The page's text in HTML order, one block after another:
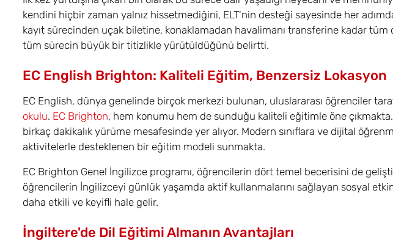
kendini hiçbir zaman yalnız hissetmediğini, ELT'nin desteği sayesinde her
kayıt sürecinden uçak biletine, konaklamadan havalimanı transferine kadar tüm
tüm sürecin büyük bir titizlikle yürütüldüğünü belirtti.
EC English Brighton: Kaliteli Eğitim, Benzersiz Lokasyon
EC English, dünya genelinde birçok merkezi bulunan, uluslararası öğrenciler
okulu. EC Brighton, hem konumu hem de sunduğu kaliteli eğitimle öne
birkaç dakikalık yürüme mesafesinde yer alıyor. Modern sınıflara ve dijital
aktivitelerle desteklenen bir eğitim modeli sunmakta.
EC Brighton Genel İngilizce programı, öğrencilerin dört temel becerisini de
öğrencilerin İngilizceyi günlük yaşamda aktif kullanmalarını sağlayan sosyal
daha etkili ve keyifli hale gelir.
İngiltere'de Dil Eğitimi Almanın Avantajları